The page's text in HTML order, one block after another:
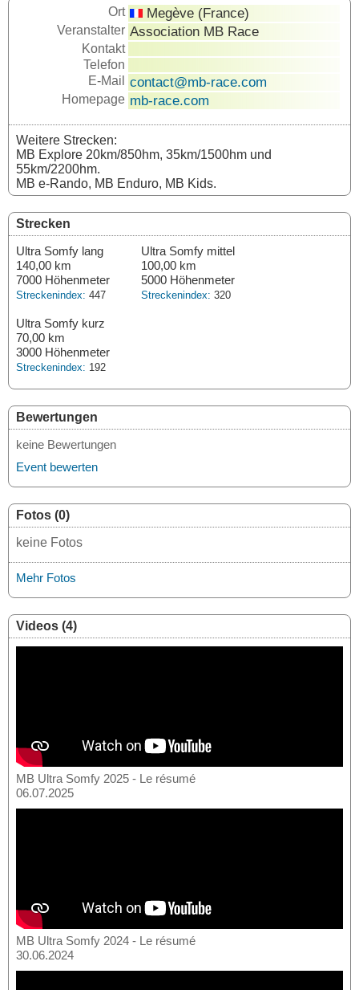
Ort Megève (France)
Veranstalter Association MB Race
Kontakt
Telefon
E-Mail
contact@mb-race.com
Homepage mb-race.com
Weitere Strecken:
MB Explore 20km/850hm, 35km/1500hm und
55km/2200hm.
MB e-Rando, MB Enduro, MB Kids.
Strecken
Ultra Somfy lang
140,00 km
7000 Höhenmeter
Streckenindex: 447
Ultra Somfy mittel
100,00 km
5000 Höhenmeter
Streckenindex: 320
Ultra Somfy kurz
70,00 km
3000 Höhenmeter
Streckenindex: 192
Bewertungen
keine Bewertungen
Event bewerten
Fotos (0)
keine Fotos
Mehr Fotos
Videos (4)
MB Ultra Somfy 2025 - Le résumé
06.07.2025
MB Ultra Somfy 2024 - Le résumé
30.06.2024